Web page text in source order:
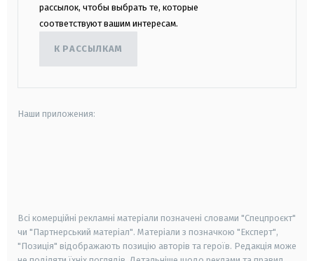
рассылок, чтобы выбрать те, которые
соответствуют вашим интересам.
К РАССЫЛКАМ
Наши приложения:
Всі комерційні рекламні матеріали позначені словами "Спецпроєкт"
чи "Партнерський матеріал". Матеріали з позначкою "Експерт",
"Позиція" відображають позицію авторів та героїв. Редакція може